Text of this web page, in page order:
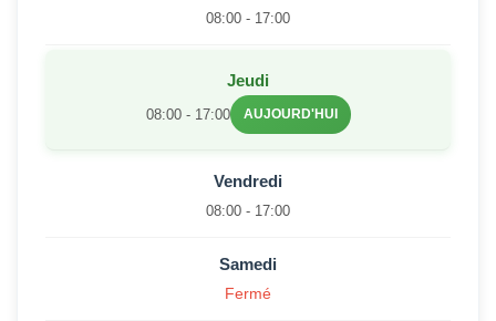
08:00 - 17:00
Jeudi
08:00 - 17:00 AUJOURD'HUI
Vendredi
08:00 - 17:00
Samedi
Fermé